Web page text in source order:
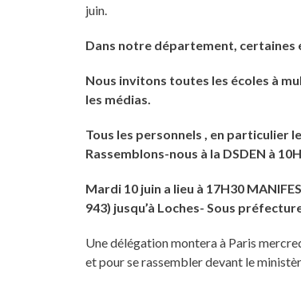
juin.
Dans notre département, certaines
Nous invitons toutes les écoles à
les médias.
Tous les personnels , en particulier
Rassemblons-nous à la DSDEN à 10H.
Mardi 10 juin a lieu à 17H30
943) jusqu’à Loches- Sous
Une délégation montera à Paris
et pour se rassembler devant le